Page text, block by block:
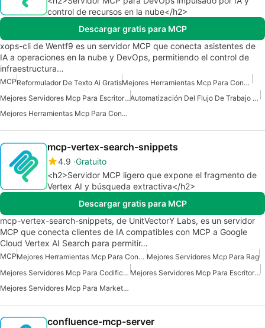
control de recursos en la nube</h2>
Descargar gratis para MCP
xops-cli de Wentf9 es un servidor MCP que conecta asistentes de
IA a operaciones en la nube y DevOps, permitiendo el control de
infraestructura…
MCPReformulador De Texto Ai Gratis
Mejores Herramientas Mcp Para Conectarse A Datos
Mejores Servidores Mcp Para Escritorio Claude
Automatización Del Flujo De Trabajo Del Servidor Mcp
Mejores Herramientas Mcp Para Construir Agentes De Ia
mcp-vertex-search-snippets
4.9 Gratuito
<h2>Servidor MCP ligero que expone el fragmento de
Vertex AI y búsqueda extractiva</h2>
Descargar gratis para MCP
mcp-vertex-search-snippets, de UnitVectorY Labs, es un servidor
MCP que conecta clientes de IA compatibles con MCP a Google
Cloud Vertex AI Search para permitir…
MCP Mejores Herramientas Mcp Para Conectarse A Datos Mejores Servidores Mcp Para Rag
Mejores Servidores Mcp Para Codificación
Mejores Servidores Mcp Para Escritorio Claude
Mejores Servidores Mcp Para Marketing De Ventas Comerciales
confluence-mcp-server